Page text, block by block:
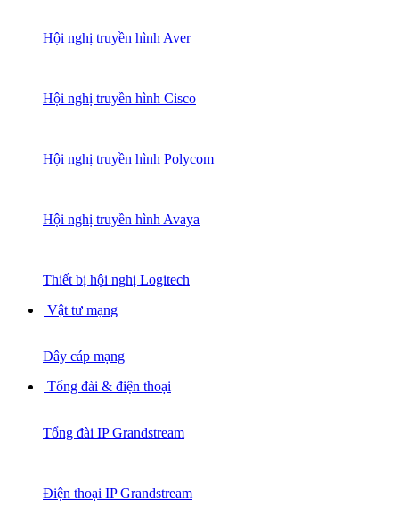
Hội nghị truyền hình Aver
Hội nghị truyền hình Cisco
Hội nghị truyền hình Polycom
Hội nghị truyền hình Avaya
Thiết bị hội nghị Logitech
Vật tư mạng
Dây cáp mạng
Tổng đài & điện thoại
Tổng đài IP Grandstream
Điện thoại IP Grandstream